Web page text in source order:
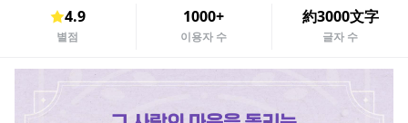
4.9
별점
1000+
이용자 수
約3000文字
글자 수